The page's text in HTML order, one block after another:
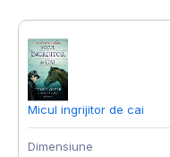
Micul ingrijitor de cai
Dimensiune